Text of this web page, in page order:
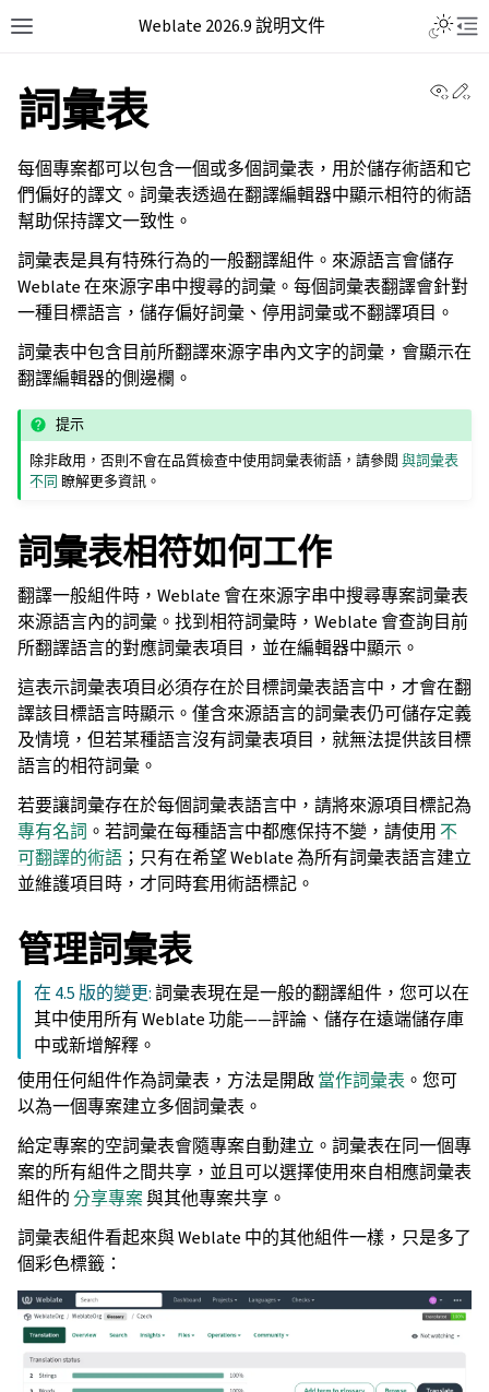
Weblate 2026.9 說明文件
詞彙表
每個專案都可以包含一個或多個詞彙表，用於儲存術語和它
們偏好的譯文。詞彙表透過在翻譯編輯器中顯示相符的術語
幫助保持譯文一致性。
詞彙表是具有特殊行為的一般翻譯組件。來源語言會儲存
Weblate 在來源字串中搜尋的詞彙。每個詞彙表翻譯會針對
一種目標語言，儲存偏好詞彙、停用詞彙或不翻譯項目。
詞彙表中包含目前所翻譯來源字串內文字的詞彙，會顯示在
翻譯編輯器的側邊欄。
提示
除非啟用，否則不會在品質檢查中使用詞彙表術語，請參閱與詞彙表
不同 瞭解更多資訊。
詞彙表相符如何工作
翻譯一般組件時，Weblate 會在來源字串中搜尋專案詞彙表
來源語言內的詞彙。找到相符詞彙時，Weblate 會查詢目前
所翻譯語言的對應詞彙表項目，並在編輯器中顯示。
這表示詞彙表項目必須存在於目標詞彙表語言中，才會在翻
譯該目標語言時顯示。僅含來源語言的詞彙表仍可儲存定義
及情境，但若某種語言沒有詞彙表項目，就無法提供該目標
語言的相符詞彙。
若要讓詞彙存在於每個詞彙表語言中，請將來源項目標記為
專有名詞 。若詞彙在每種語言中都應保持不變，請使用 不
可翻譯的術語 ；只有在希望 Weblate 為所有詞彙表語言建立
並維護項目時，才同時套用術語標記。
管理詞彙表
在 4.5 版的變更:詞彙表現在是一般的翻譯組件，您可以在
其中使用所有 Weblate 功能——評論、儲存在遠端儲存庫
中或新增解釋。
使用任何組件作為詞彙表，方法是開啟當作詞彙表 。您可
以為一個專案建立多個詞彙表。
給定專案的空詞彙表會隨專案自動建立。詞彙表在同一個專
案的所有組件之間共享，並且可以選擇使用來自相應詞彙表
組件的分享專案與其他專案共享。
詞彙表組件看起來與 Weblate 中的其他組件一樣，只是多了
個彩色標籤：